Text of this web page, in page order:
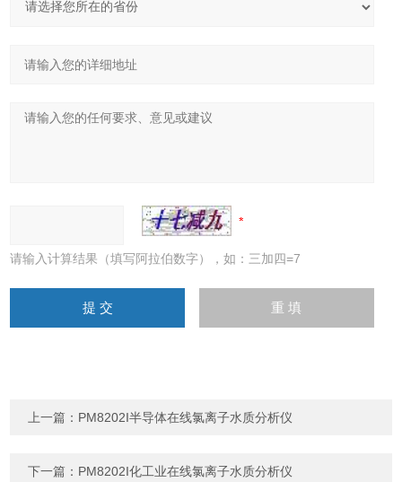
请输入计算结果（填写阿拉伯数字），如：三加四=7
上一篇： PM8202I半导体在线氯离子水质分析仪
下一篇： PM8202I化工业在线氯离子水质分析仪